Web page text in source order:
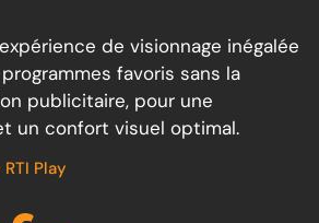
de visionnage inégalée
favoris sans la
publicitaire, pour une
un confort visuel optimal.
Play